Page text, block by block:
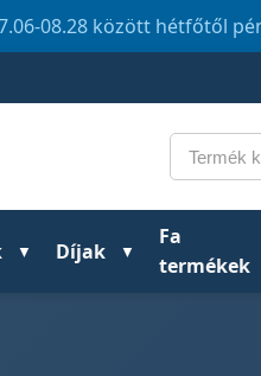
08.28 között hétfőtől
Keresés
Díjak
Fa
termékek